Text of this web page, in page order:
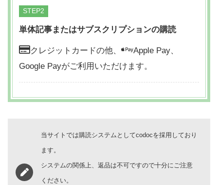
STEP
単体記事またはサブスクリプションの購読
クレジットカードの他、
Apple Pay、
Google Payがご利用いただけます。
当サイトでは購読システムとしてcodocを採用しており
ます。
システムの関係上、返品は不可ですので十分にご注意
ください。